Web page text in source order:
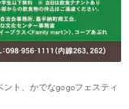
ト、かでなgo goフェスティ